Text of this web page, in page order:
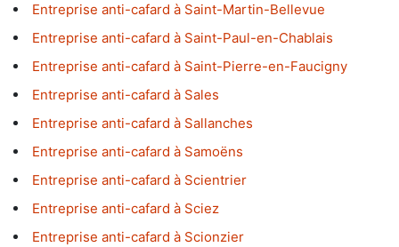
Entreprise anti-cafard à Saint-Martin-Bellevue
Entreprise anti-cafard à Saint-Paul-en-Chablais
Entreprise anti-cafard à Saint-Pierre-en-Faucigny
Entreprise anti-cafard à Sales
Entreprise anti-cafard à Sallanches
Entreprise anti-cafard à Samoëns
Entreprise anti-cafard à Scientrier
Entreprise anti-cafard à Sciez
Entreprise anti-cafard à Scionzier